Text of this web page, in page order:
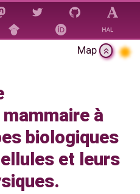
Map
mammaire à
biologiques
et leurs
Les
contraintes